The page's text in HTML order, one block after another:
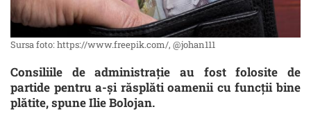
Sursa foto: https://www.freepik.com/, @johan111
Consiliile de administrație au fost folosite de
partide pentru a-și răsplăti oamenii cu funcții bine
plătite, spune Ilie Bolojan.